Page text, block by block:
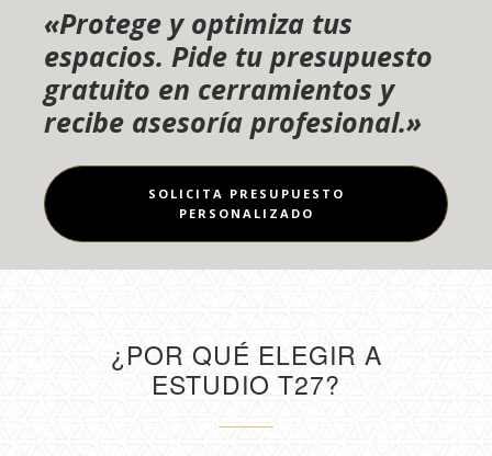
«Protege y optimiza tus
espacios. Pide tu presupuesto
gratuito en cerramientos y
recibe asesoría profesional.»
SOLICITA PRESUPUESTO
PERSONALIZADO
¿POR QUÉ ELEGIR A
ESTUDIO T27?